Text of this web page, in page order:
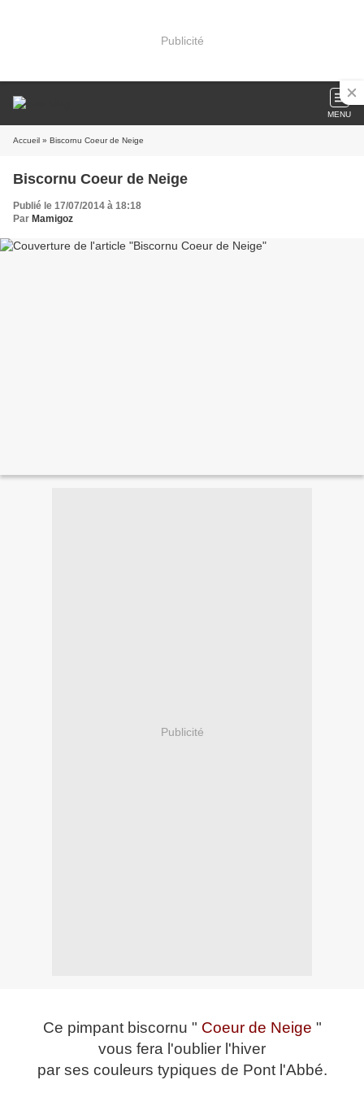
Publicité
MENU
Accueil » Biscornu Coeur de Neige
Biscornu Coeur de Neige
Publié le 17/07/2014 à 18:18
Par Mamigoz
Publicité
Ce pimpant biscornu " Coeur de Neige "
vous fera l'oublier l'hiver
par ses couleurs typiques de Pont l'Abbé.